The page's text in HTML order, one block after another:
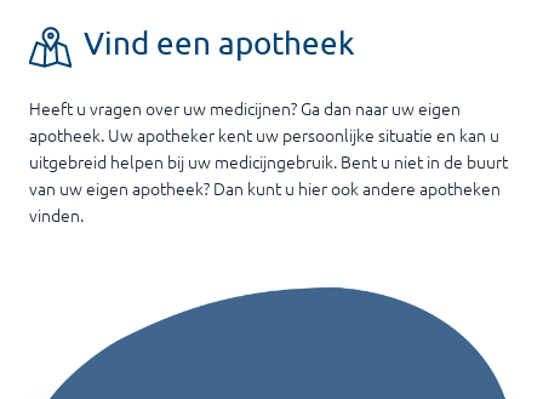
Vind een apotheek
Heeft u vragen over uw medicijnen? Ga dan naar uw eigen
apotheek. Uw apotheker kent uw persoonlijke situatie en kan u
uitgebreid helpen bij uw medicijngebruik. Bent u niet in de buurt
van uw eigen apotheek? Dan kunt u hier ook andere apotheken
vinden.